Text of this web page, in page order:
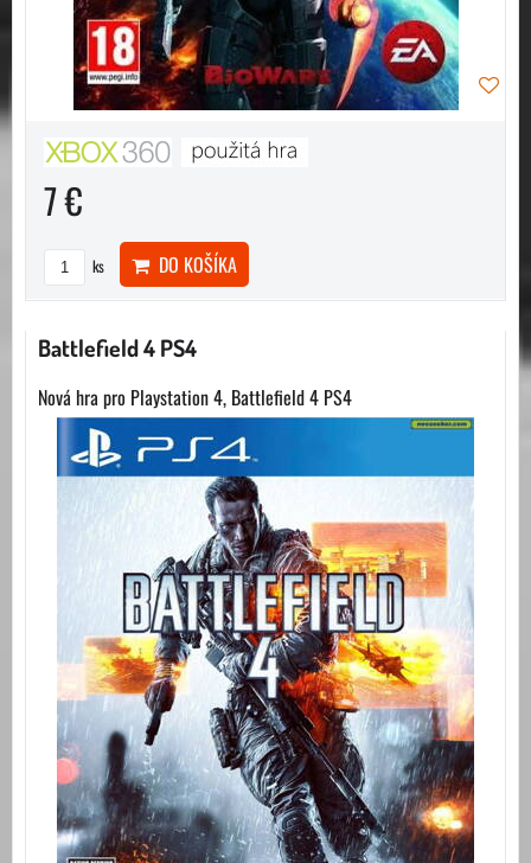
7 €
ks DO KOŠÍKA
Battlefield 4 PS4
Nová hra pro Playstation 4, Battlefield 4 PS4